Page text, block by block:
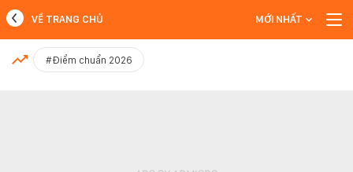
MỚI NHẤT
VỀ TRANG CHỦ MỚI NHẤT
#Điểm chuẩn 2026